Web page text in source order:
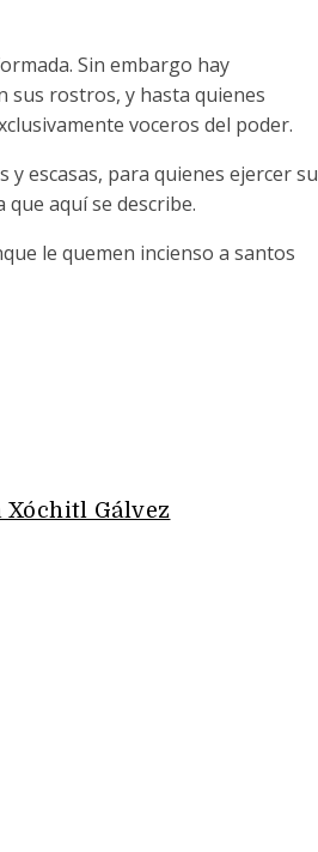
Sin embargo hay
sus rostros, y hasta quienes
voceros del poder.
y escasas, para quienes ejercer su
aquí se describe.
le quemen incienso a santos
Gálvez